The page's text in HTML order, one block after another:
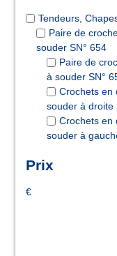
Tendeurs,
Paire de
souder SN° 654
Paire de
à souder SN°
Crochets en
souder à droite
Crochets en
souder à
Prix
€